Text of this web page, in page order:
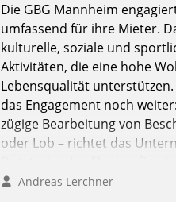
Die GBG Mannheim
umfassend für ihre Mieter.
kulturelle, soziale und
Aktivitäten, die eine hohe
Lebensqualität
das Engagement noch
zügige Bearbeitung von
oder Lob – richtet das
Beschwerde-Management
Andreas Lerchner